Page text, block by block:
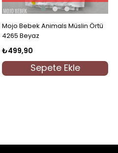
Mojo Bebek Animals Müslin Örtü
4265 Beyaz
₺499,90
Sepete Ekle